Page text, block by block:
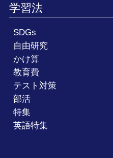
学習法
SDGs
自由研究
かけ算
教育費
テスト対策
部活
特集
英語特集